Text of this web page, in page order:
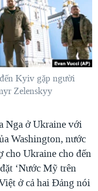
GAZA
THẮNG CUỘC'
NAM
VIỆT NAM
VIỆT NAM
Kyiv gặp người
Zelenskyy
Nga ở Ukraine với
Washington, nước
cho Ukraine cho đến
‘Nước Mỹ trên
ở cả hai Đảng nói